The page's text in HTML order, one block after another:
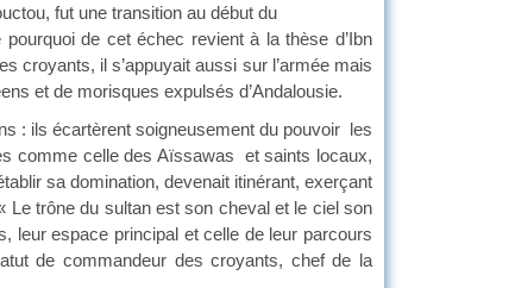
fut une transition au début du
de cet échec revient à la thèse d’Ibn
croyants, il s’appuyait aussi sur l’armée mais
et de morisques expulsés d’Andalousie.
ils écartèrent soigneusement du pouvoir les
comme celle des Aïssawas et saints locaux,
sa domination, devenait itinérant, exerçant
trône du sultan est son cheval et le ciel son
leur espace principal et celle de leur parcours
de commandeur des croyants, chef de la